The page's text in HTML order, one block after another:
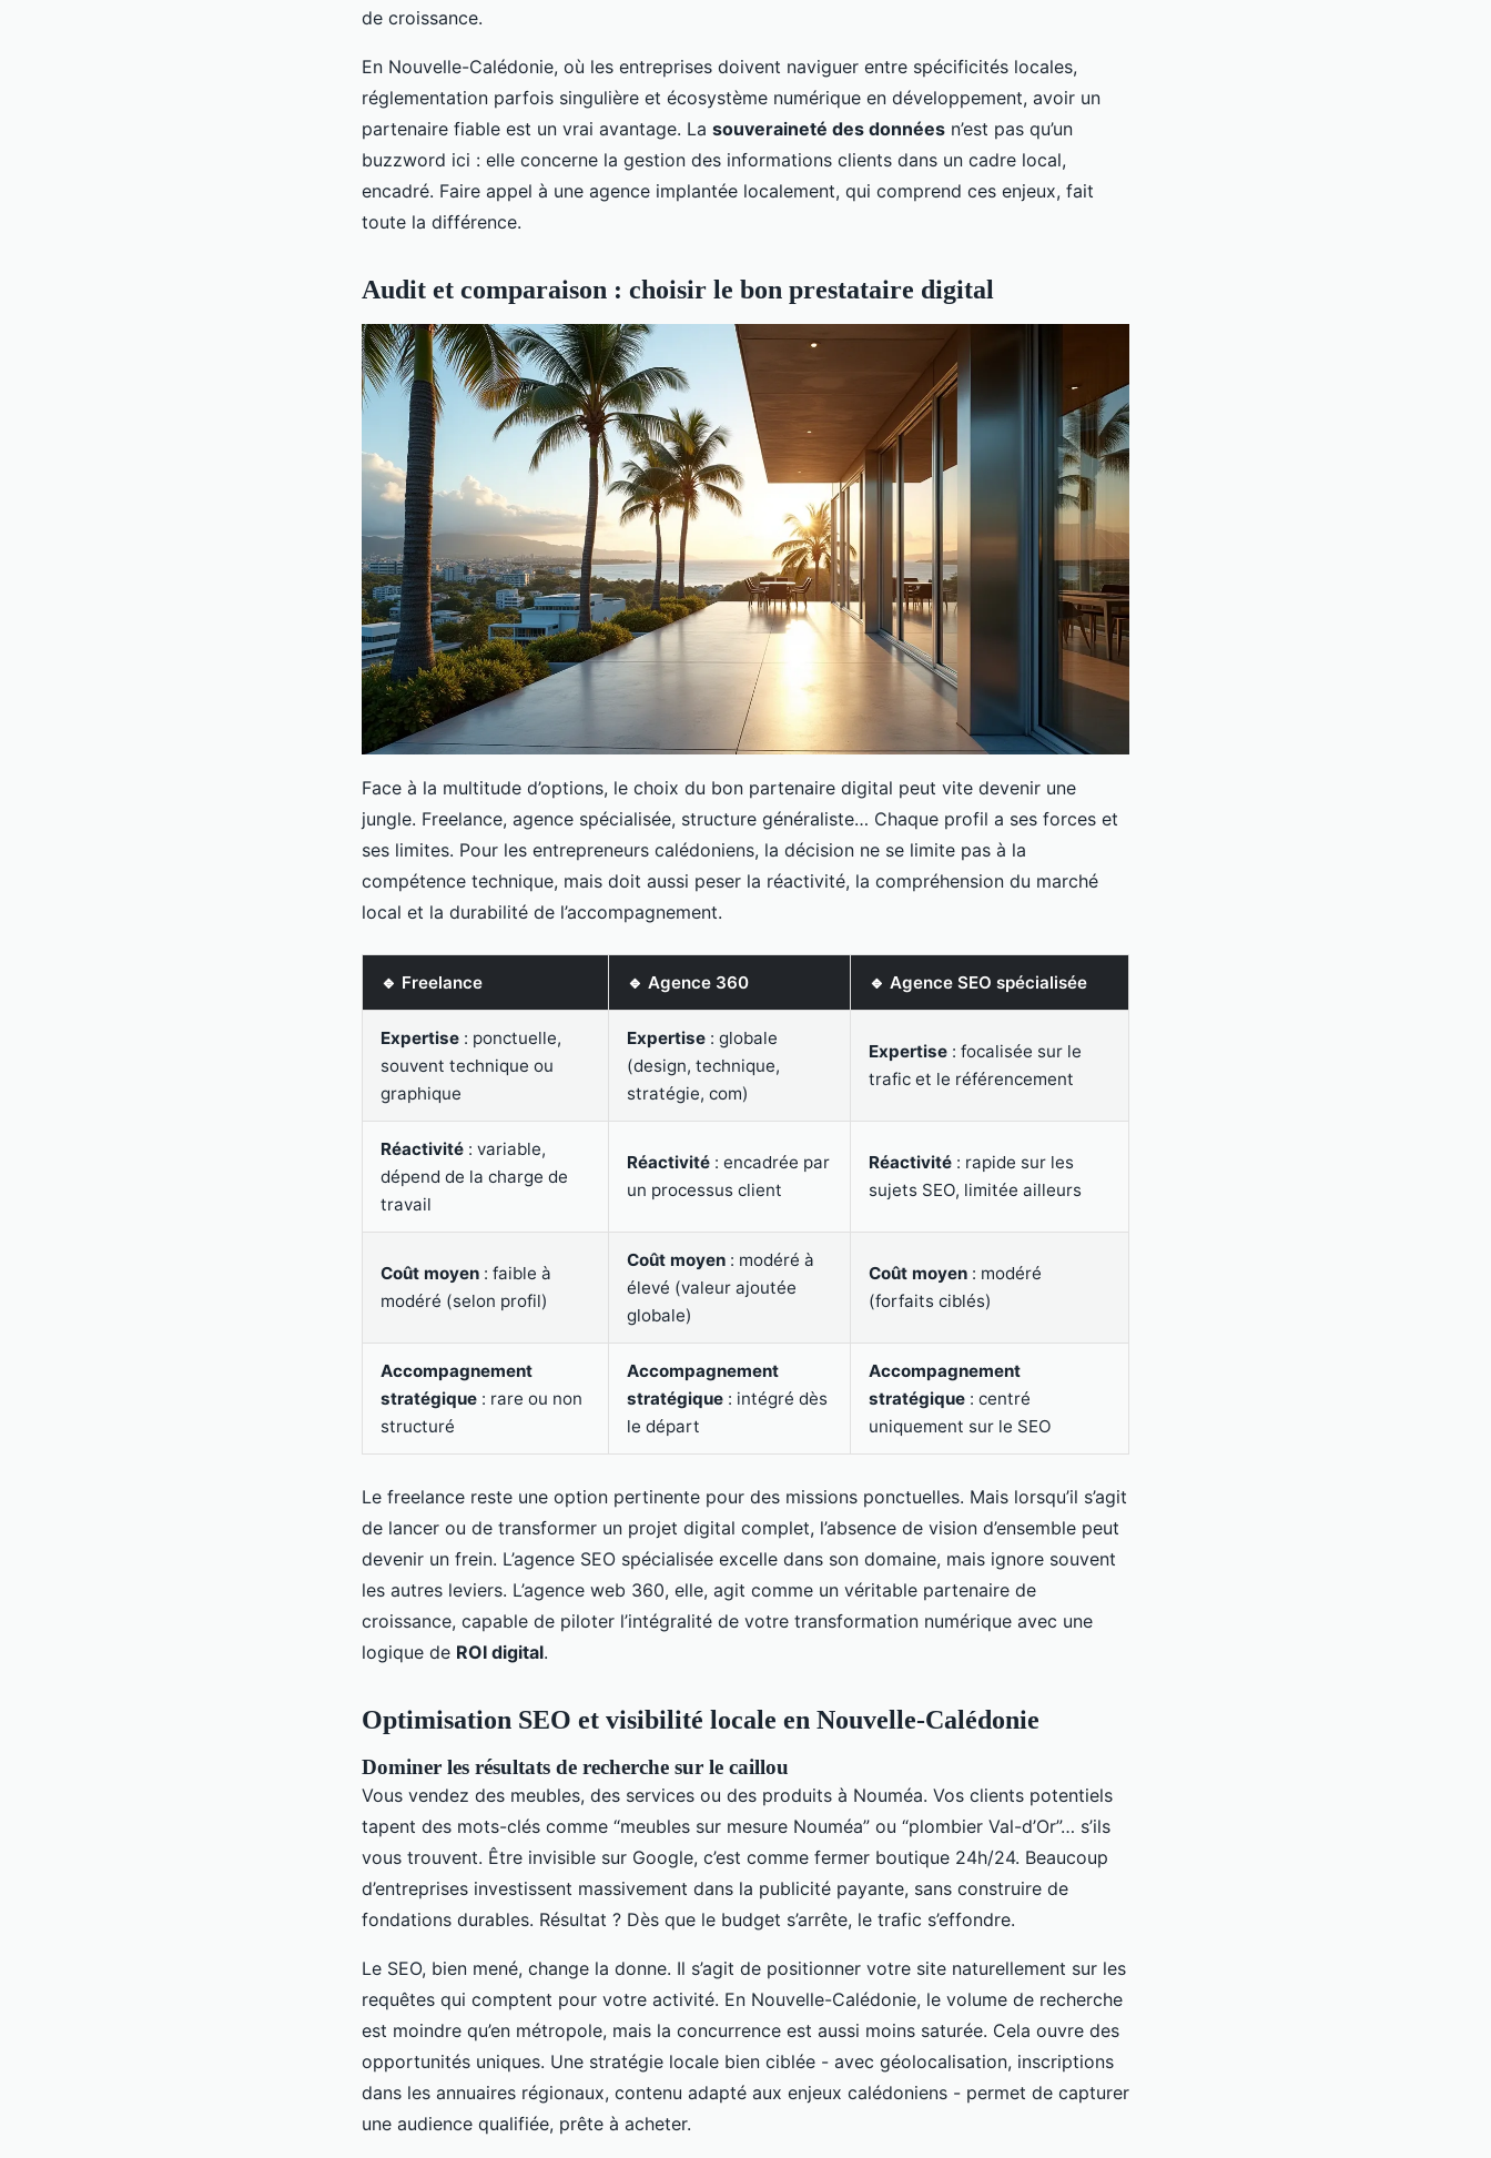
de croissance.
En Nouvelle-Calédonie, où les entreprises doivent naviguer entre spécificités locales,
réglementation parfois singulière et écosystème numérique en développement, avoir un
partenaire fiable est un vrai avantage. La souveraineté des données n’est pas qu’un
buzzword ici : elle concerne la gestion des informations clients dans un cadre local,
encadré. Faire appel à une agence implantée localement, qui comprend ces enjeux, fait
toute la différence.
Audit et comparaison : choisir le bon prestataire digital
Face à la multitude d’options, le choix du bon partenaire digital peut vite devenir une
jungle. Freelance, agence spécialisée, structure généraliste… Chaque profil a ses forces et
ses limites. Pour les entrepreneurs calédoniens, la décision ne se limite pas à la
compétence technique, mais doit aussi peser la réactivité, la compréhension du marché
local et la durabilité de l’accompagnement.
🔹 Freelance 🔹 Agence 360 🔹 Agence SEO spécialisée
Expertise : ponctuelle,
souvent technique ou
graphique
Expertise : globale
(design, technique,
stratégie, com)
Expertise : focalisée sur le
trafic et le référencement
Réactivité : variable,
dépend de la charge de
travail
Réactivité : encadrée par
un processus client
Réactivité : rapide sur les
sujets SEO, limitée ailleurs
Coût moyen : faible à
modéré (selon profil)
Coût moyen : modéré à
élevé (valeur ajoutée
globale)
Coût moyen : modéré
(forfaits ciblés)
Accompagnement
stratégique : rare ou non
structuré
Accompagnement
stratégique : intégré dès
le départ
Accompagnement
stratégique : centré
uniquement sur le SEO
Le freelance reste une option pertinente pour des missions ponctuelles. Mais lorsqu’il s’agit
de lancer ou de transformer un projet digital complet, l’absence de vision d’ensemble peut
devenir un frein. L’agence SEO spécialisée excelle dans son domaine, mais ignore souvent
les autres leviers. L’agence web 360, elle, agit comme un véritable partenaire de
croissance, capable de piloter l’intégralité de votre transformation numérique avec une
logique de ROI digital.
Optimisation SEO et visibilité locale en Nouvelle-Calédonie
Dominer les résultats de recherche sur le caillou
Vous vendez des meubles, des services ou des produits à Nouméa. Vos clients potentiels
tapent des mots-clés comme “meubles sur mesure Nouméa” ou “plombier Val-d’Or”… s’ils
vous trouvent. Être invisible sur Google, c’est comme fermer boutique 24h/24. Beaucoup
d’entreprises investissent massivement dans la publicité payante, sans construire de
fondations durables. Résultat ? Dès que le budget s’arrête, le trafic s’effondre.
Le SEO, bien mené, change la donne. Il s’agit de positionner votre site naturellement sur les
requêtes qui comptent pour votre activité. En Nouvelle-Calédonie, le volume de recherche
est moindre qu’en métropole, mais la concurrence est aussi moins saturée. Cela ouvre des
opportunités uniques. Une stratégie locale bien ciblée - avec géolocalisation, inscriptions
dans les annuaires régionaux, contenu adapté aux enjeux calédoniens - permet de capturer
une audience qualifiée, prête à acheter.